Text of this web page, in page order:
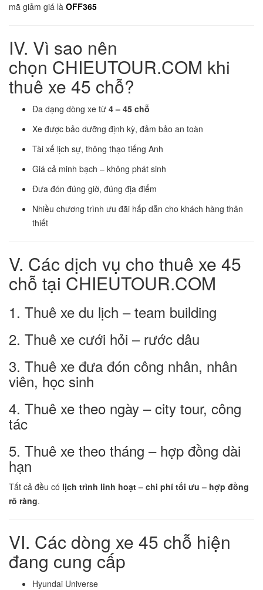
mã giảm giá là OFF365
IV. Vì sao nên
chọn CHIEUTOUR.COM khi
thuê xe 45 chỗ?
Đa dạng dòng xe từ 4 – 45 chỗ
Xe được bảo dưỡng định kỳ, đảm bảo an toàn
Tài xế lịch sự, thông thạo tiếng Anh
Giá cả minh bạch – không phát sinh
Đưa đón đúng giờ, đúng địa điểm
Nhiều chương trình ưu đãi hấp dẫn cho khách hàng thân
thiết
V. Các dịch vụ cho thuê xe 45
chỗ tại CHIEUTOUR.COM
1. Thuê xe du lịch – team building
2. Thuê xe cưới hỏi – rước dâu
3. Thuê xe đưa đón công nhân, nhân
viên, học sinh
4. Thuê xe theo ngày – city tour, công
tác
5. Thuê xe theo tháng – hợp đồng dài
hạn
Tất cả đều có lịch trình linh hoạt – chi phí tối ưu – hợp đồng
rõ ràng.
VI. Các dòng xe 45 chỗ hiện
đang cung cấp
Hyundai Universe